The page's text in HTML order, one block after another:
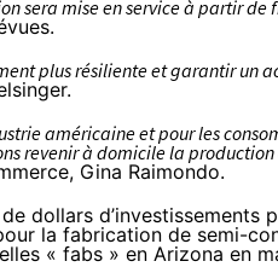
sera mise en service à partir de
plus résiliente et garantir un
américaine et pour les
revenir à domicile la
Gina Raimondo.
dollars d’investissements
la fabrication de semi-
« fabs » en Arizona en